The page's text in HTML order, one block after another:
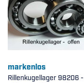
markenlos
Rillenkugellager 98206 -